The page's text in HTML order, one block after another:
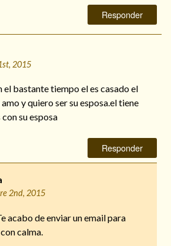
Responder
2015
bastante tiempo el es casado el
y quiero ser su esposa.el tiene
su esposa
Responder
2nd, 2015
acabo de enviar un email para
calma.